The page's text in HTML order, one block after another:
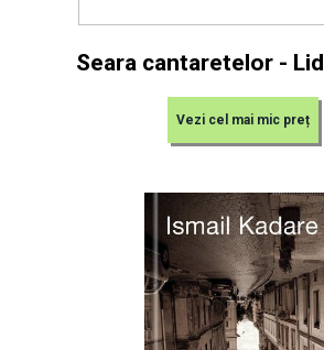
Seara cantaretelor -
Vezi cel mai mic preț